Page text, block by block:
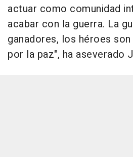
actuar como comunidad
acabar con la guerra. La
ganadores, los héroes
por la paz", ha aseverado